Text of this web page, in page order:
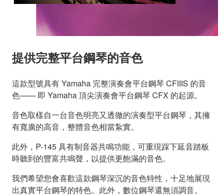
提供完整平台鋼琴的音色
這款型號具有 Yamaha 完整演奏會平台鋼琴 CFIIIS 的音
色—— 即 Yamaha 頂尖演奏會平台鋼琴 CFX 的起源。
音色取樣自一台音色明亮又透徹的演奏型平台鋼琴，其擁
有寬廣的高音，整體音色相當紮實。
此外，P-145 具有制音器共鳴功能，可重現踩下延音踏板
時聽到的豐富共鳴聲，以提供更飽滿的音色。
我們希望您會喜歡這款鋼琴深沉的音色特性，十足地展現
出真實平台鋼琴的特色。此外，數位鋼琴還無須調音。